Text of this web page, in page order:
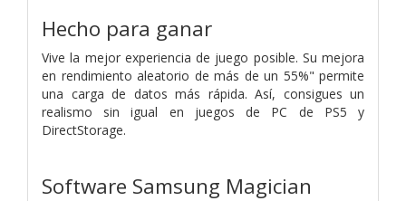
Hecho para ganar
Vive la mejor experiencia de juego posible. Su mejora
en rendimiento aleatorio de más de un 55%" permite
una carga de datos más rápida. Así, consigues un
realismo sin igual en juegos de PC de PS5 y
DirectStorage.
Software Samsung Magician